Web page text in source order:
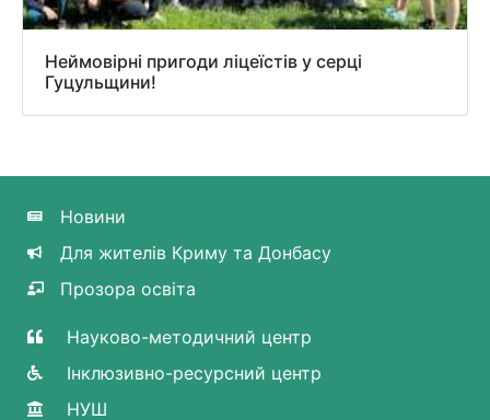
Неймовірні пригоди ліцеїстів у серці
Гуцульщини!
Новини
Для жителів Криму та Донбасу
Прозора освіта
Науково-методичний центр
Інклюзивно-ресурсний центр
НУШ